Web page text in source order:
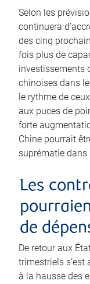
Selon les
continuera
des cinq
fois plus de
investissements
chinoises dans
le rythme de
aux puces de
forte
Chine pourrait
suprématie dans
Les
de
De retour aux
trimestriels s’est
à la hausse des